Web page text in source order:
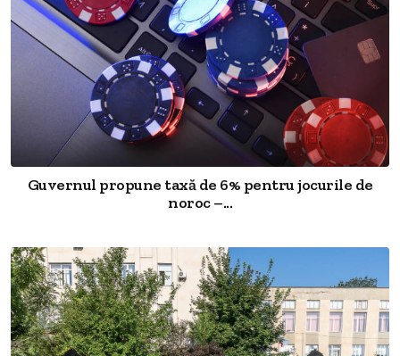
Guvernul propune taxă de 6% pentru jocurile de
noroc –...